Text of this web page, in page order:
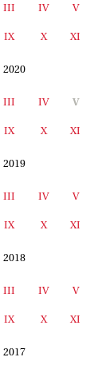
III IV V
IX X XI
2020
III IV V
IX X XI
2019
III IV V
IX X XI
2018
III IV V
IX X XI
2017